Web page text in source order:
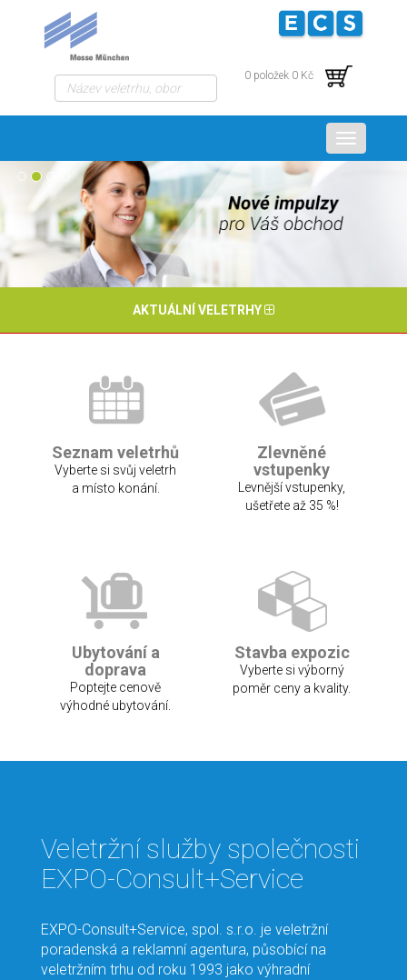
0 položek 0 Kč
Menu
AKTUÁLNÍ VELETRHY
Seznam veletrhů
Vyberte si svůj veletrh
a místo konání.
Zlevněné
vstupenky
Levnější vstupenky,
ušetřete až 35 %!
Ubytování a
doprava
Poptejte cenově
výhodné ubytování.
Stavba expozic
Vyberte si výborný
poměr ceny a kvality.
Veletržní služby společnosti
EXPO-Consult+Service
EXPO-Consult+Service, spol. s.r.o. je veletržní
poradenská a reklamní agentura, působící na
veletržním trhu od roku 1993 jako výhradní